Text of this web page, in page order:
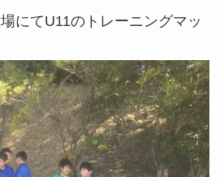
にてU11のトレーニングマッ